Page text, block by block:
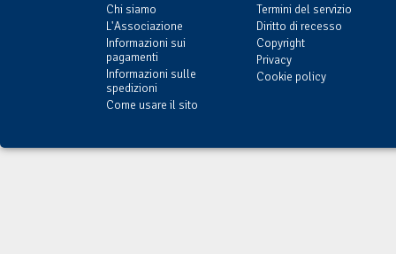
Chi siamo
L'Associazione
Informazioni sui
pagamenti
Informazioni sulle
spedizioni
Come usare il sito
Termini del servizio
Diritto di recesso
Copyright
Privacy
Cookie policy